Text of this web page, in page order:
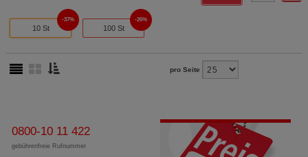
10 St
37%
100 St
26%
pro Seite
0800-10 11 422
gebührenfreie Rufnummer